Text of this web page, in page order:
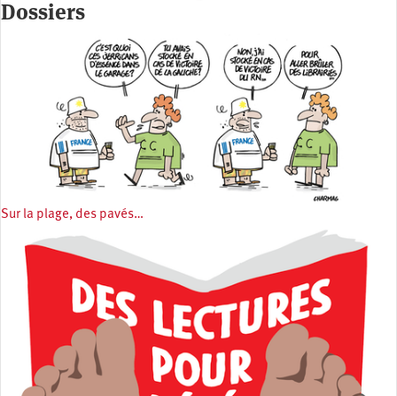
Dossiers
Sur la plage, des pavés…